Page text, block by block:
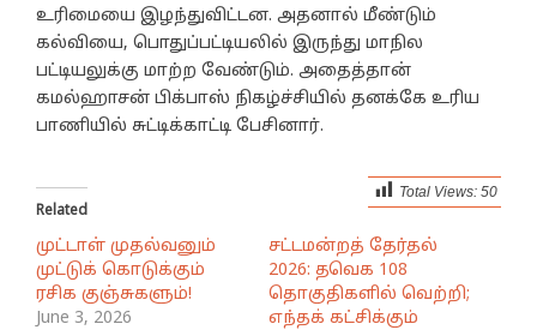
உரிமையை இழந்துவிட்டன. அதனால் மீண்டும்
கல்வியை, பொதுப்பட்டியலில் இருந்து மாநில
பட்டியலுக்கு மாற்ற வேண்டும். அதைத்தான்
கமல்ஹாசன் பிக்பாஸ் நிகழ்ச்சியில் தனக்கே உரிய
பாணியில் சுட்டிக்காட்டி பேசினார்.
Total Views: 50
Related
முட்டாள் முதல்வனும்
முட்டுக் கொடுக்கும்
ரசிக குஞ்சுகளும்!
June 3, 2026
சட்டமன்றத் தேர்தல்
2026: தவெக 108
தொகுதிகளில் வெற்றி;
எந்தக் கட்சிக்கும்